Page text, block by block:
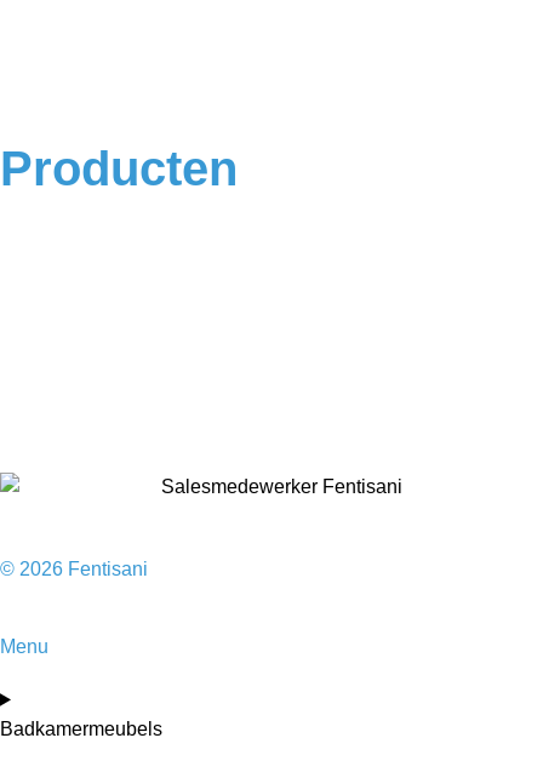
Producten
© 2026 Fentisani
Menu
Badkamermeubels